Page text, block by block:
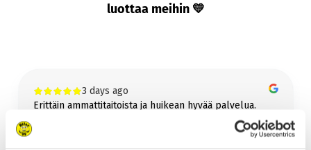
koko Suomeen!
Vetokoukku jälkiasennettuna samaan pakettiin helposti ja vaivattomasti!
Lue lisää vetokoukusta
luottaa meihin 💛
3 days ago
Erittäin ammattitaitoista ja huikean hyvää palvelua.